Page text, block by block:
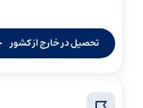
تحصیل در خارج از کشور